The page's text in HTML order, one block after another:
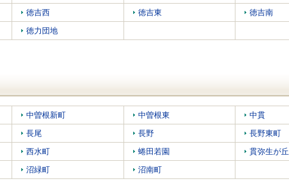
徳吉西 徳吉東 徳吉南
徳力団地
中曽根新町 中曽根東 中貫
長尾 長野 長野東町
西水町 蜷田若園 貫弥生が丘
沼緑町 沼南町